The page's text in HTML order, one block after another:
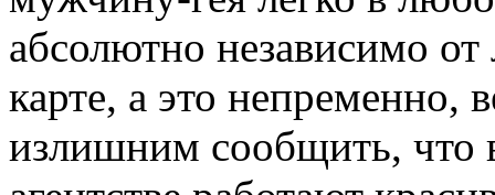
абсолютно независимо
карте, а это непременно,
излишним сообщить, что